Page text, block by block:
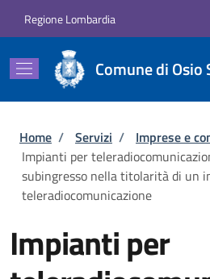
Regione Lombardia
Comune di Osio
Briciole di pane
Home / Servizi / Imprese e
Impianti per
subingresso nella titolarità di un
teleradiocomunicazione
Impianti per